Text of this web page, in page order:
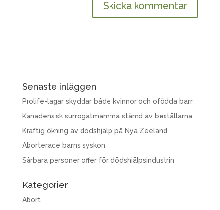
Senaste inläggen
Prolife-lagar skyddar både kvinnor och ofödda barn
Kanadensisk surrogatmamma stämd av beställarna
Kraftig ökning av dödshjälp på Nya Zeeland
Aborterade barns syskon
Sårbara personer offer för dödshjälpsindustrin
Kategorier
Abort